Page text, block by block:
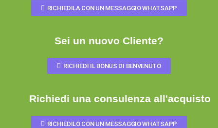
RICHIEDILA CON UN MESSAGGIO WHATSAPP
Sei un nuovo Cliente?
RICHIEDI IL BONUS DI BENVENUTO
Richiedi una consulenza all'acquisto
RICHIEDILO CON UN MESSAGGIO WHATSAPP